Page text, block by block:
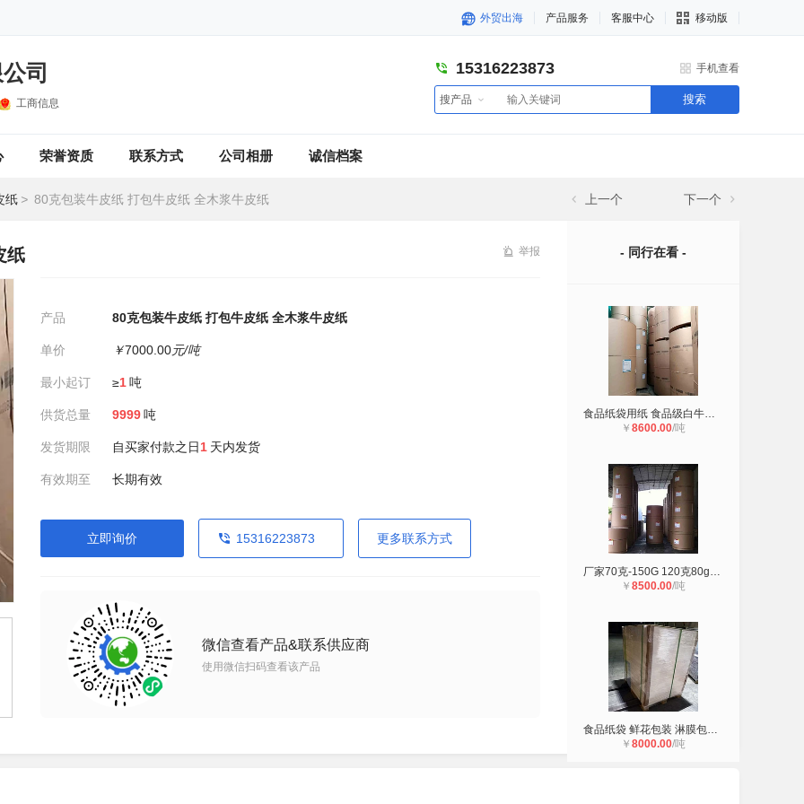
外贸出海 产品服务 客服中心 移动版
司
工商信息
15316223873 手机查看
搜产品 搜索
荣誉资质 联系方式 公司相册 诚信档案
纸 > 80克包装牛皮纸 打包牛皮纸 全木浆牛皮纸 上一个 下一个
纸 举报
产品 80克包装牛皮纸 打包牛皮纸 全木浆牛皮纸
单价 ￥7000.00元/吨
最小起订 ≥1吨
供货总量 9999吨
发货期限 自买家付款之日1 天内发货
有效期至 长期有效
立即询价 15316223873 更多联系方式
微信查看产品&联系供应商
使用微信扫码查看该产品
- 同行在看 -
食品纸袋用纸 食品级白牛皮纸 40克食
￥ 8600.00/吨
厂家70克-150G 120克80g食品级 精制
￥ 8500.00/吨
食品纸袋 鲜花包装 淋膜包装 日本进
￥ 8000.00/吨